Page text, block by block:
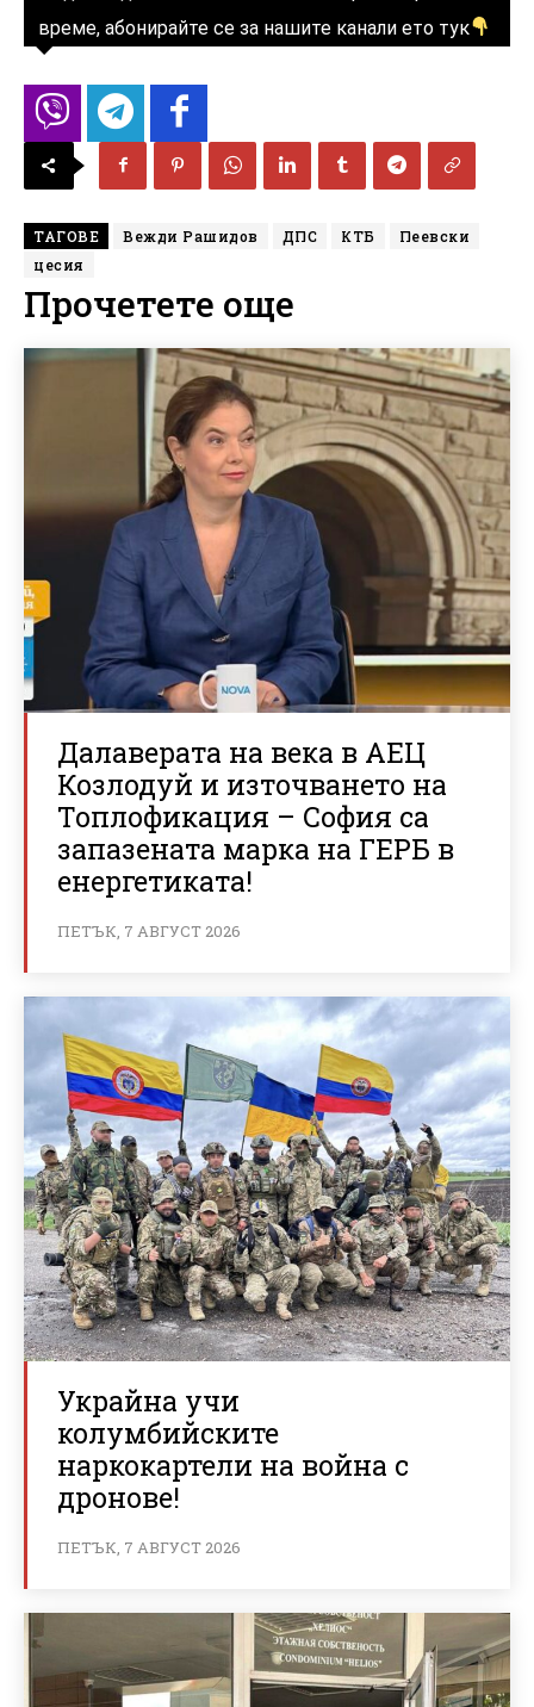
време, абонирайте се за нашите канали ето тук
ТАГОВЕ Вежди Рашидов ДПС КТБ
Пеевски
цесия
Прочетете още
Далаверата на века в АЕЦ
Козлодуй и източването на
Топлофикация – София са
запазената марка на ГЕРБ в
енергетиката!
ПЕТЪК, 7 АВГУСТ 2026
Украйна учи
колумбийските
наркокартели на война с
дронове!
ПЕТЪК, 7 АВГУСТ 2026